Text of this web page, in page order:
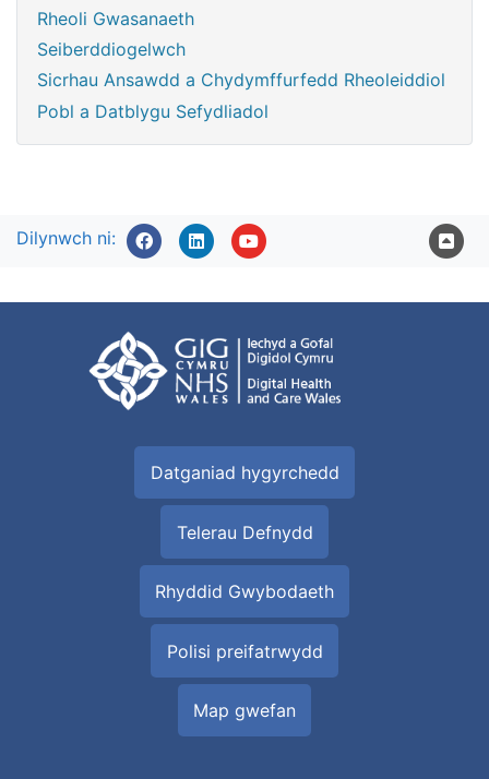
Rheoli Gwasanaeth
Seiberddiogelwch
Sicrhau Ansawdd a Chydymffurfedd Rheoleiddiol
Pobl a Datblygu Sefydliadol
Dilynwch ni:
Datganiad hygyrchedd
Telerau Defnydd
Rhyddid Gwybodaeth
Polisi preifatrwydd
Map gwefan